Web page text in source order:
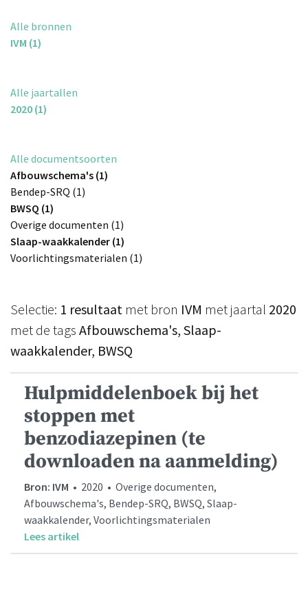
Alle bronnen
IVM (1)
Alle jaartallen
2020 (1)
Alle documentsoorten
Afbouwschema's (1)
Bendep-SRQ (1)
BWSQ (1)
Overige documenten (1)
Slaap-waakkalender (1)
Voorlichtingsmaterialen (1)
Selectie: 1 resultaat met bron IVM met jaartal 2020
met de tags Afbouwschema's, Slaap-
waakkalender, BWSQ
Hulpmiddelenboek bij het
stoppen met
benzodiazepinen (te
downloaden na aanmelding)
Bron: IVM • 2020 • Overige documenten,
Afbouwschema's, Bendep-SRQ, BWSQ, Slaap-
waakkalender, Voorlichtingsmaterialen
Lees artikel